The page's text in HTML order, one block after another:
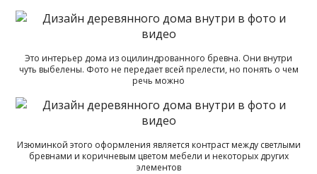
Это интерьер дома из оцилиндрованного бревна. Они внутри
чуть выбелены. Фото не передает всей прелести, но понять о чем
речь можно
Изюминкой этого оформления является контраст между светлыми
бревнами и коричневым цветом мебели и некоторых других
элементов